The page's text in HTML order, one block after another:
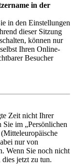
in der
in den Einstellungen
dieser Sitzung
können nur
Ihren Online-
Besucher
Zeit nicht Ihrer
im „Persönlichen
nur von
Wenn Sie noch nicht
jetzt zu tun.